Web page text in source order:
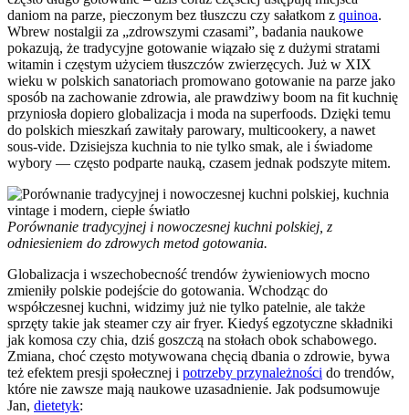
daniom na parze, pieczonym bez tłuszczu czy sałatkom z quinoa.
Wbrew nostalgii za „zdrowszymi czasami”, badania naukowe
pokazują, że tradycyjne gotowanie wiązało się z dużymi stratami
witamin i częstym użyciem tłuszczów zwierzęcych. Już w XIX
wieku w polskich sanatoriach promowano gotowanie na parze jako
sposób na zachowanie zdrowia, ale prawdziwy boom na fit kuchnię
przyniosła dopiero globalizacja i moda na superfoods. Dzięki temu
do polskich mieszkań zawitały parowary, multicookery, a nawet
sous-vide. Dzisiejsza kuchnia to nie tylko smak, ale i świadome
wybory — często podparte nauką, czasem jednak podszyte mitem.
Porównanie tradycyjnej i nowoczesnej kuchni polskiej, z
odniesieniem do zdrowych metod gotowania.
Globalizacja i wszechobecność trendów żywieniowych mocno
zmieniły polskie podejście do gotowania. Wchodząc do
współczesnej kuchni, widzimy już nie tylko patelnie, ale także
sprzęty takie jak steamer czy air fryer. Kiedyś egzotyczne składniki
jak komosa czy chia, dziś goszczą na stołach obok schabowego.
Zmiana, choć często motywowana chęcią dbania o zdrowie, bywa
też efektem presji społecznej i potrzeby przynależności do trendów,
które nie zawsze mają naukowe uzasadnienie. Jak podsumowuje
Jan, dietetyk: